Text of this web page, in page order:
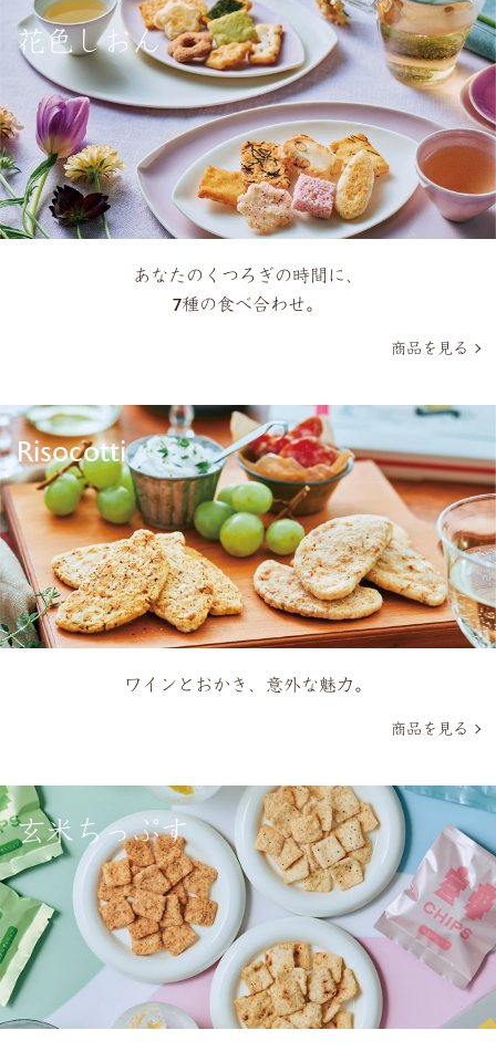
花色しおん
あなたのくつろぎの時間に、
7種の食べ合わせ。
商品を見る
Risocotti
ワインとおかき、意外な魅力。
商品を見る
玄米ちっぷす